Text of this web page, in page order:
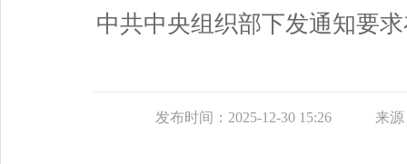
中共中央组织部下发通知要
发布时间：2025-12-30 15:26 来